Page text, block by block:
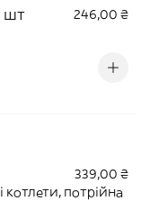
шт
246,00 ₴
339,00 ₴
котлети, потрійна